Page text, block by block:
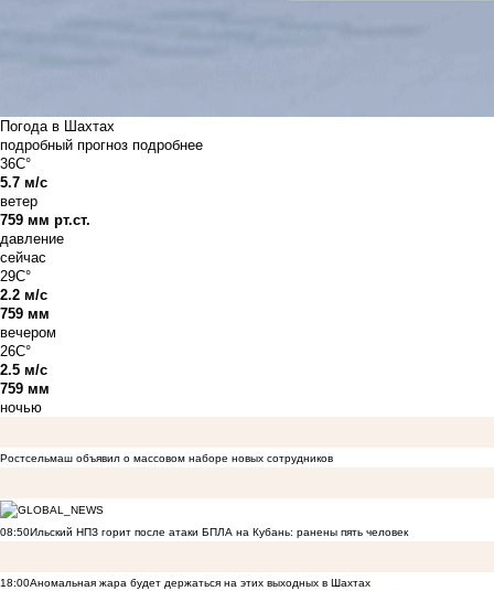
Погода в Шахтах
подробный прогноз подробнее
36C°
5.7 м/с
ветер
759 мм рт.ст.
давление
сейчас
29C°
2.2 м/с
759 мм
вечером
26C°
2.5 м/с
759 мм
ночью
Ростсельмаш объявил о массовом наборе новых сотрудников
08:50Ильский НПЗ горит после атаки БПЛА на Кубань: ранены пять человек
18:00Аномальная жара будет держаться на этих выходных в Шахтах